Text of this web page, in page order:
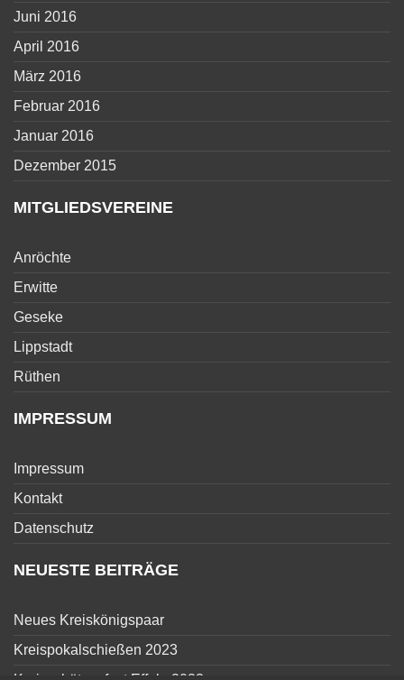
Juni 2016
April 2016
März 2016
Februar 2016
Januar 2016
Dezember 2015
MITGLIEDSVEREINE
Anröchte
Erwitte
Geseke
Lippstadt
Rüthen
IMPRESSUM
Impressum
Kontakt
Datenschutz
NEUESTE BEITRÄGE
Neues Kreiskönigspaar
Kreispokalschießen 2023